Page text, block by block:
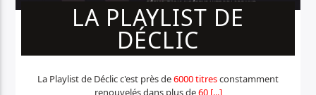
LA PLAYLIST DE
DÉCLIC
La Playlist de Déclic c'est près de6000 titresconstamment
renouvelés dans plus de60 [...]